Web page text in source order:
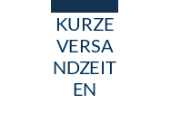
KURZE
VERSA
NDZEIT
EN